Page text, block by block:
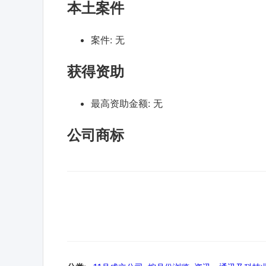
本土案件
案件: 无
获得资助
最高资助金额: 无
公司商标